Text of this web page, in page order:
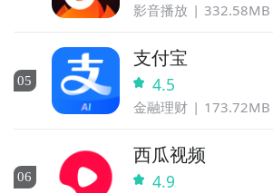
影音播放 332.58MB
05
支付宝
4.5
金融理财 173.72MB
06
西瓜视频
4.9